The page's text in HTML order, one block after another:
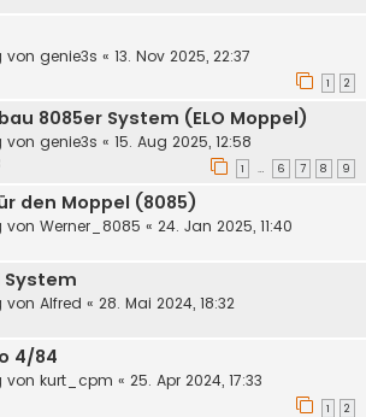
von genie3s « 13. Nov 2025, 22:37
1 2
8085er System (ELO Moppel)
von genie3s « 15. Aug 2025, 12:58
1 … 6 7 8 9
den Moppel (8085)
von Werner_8085 « 24. Jan 2025, 11:40
System
von Alfred « 28. Mai 2024, 18:32
4/84
von kurt_cpm « 25. Apr 2024, 17:33
1 2